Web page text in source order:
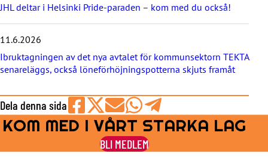
n
a
JHL deltar i Helsinki Pride-paraden – kom med du också!
11.6.2026
Ibruktagningen av det nya avtalet för kommunsektorn TEKTA
senareläggs, också löneförhöjningspotterna skjuts framåt
Dela denna sida
Share
on
Facebook
Share
on
Share
by
E-
Share
on
WhatsApp
Share
on
Telegram
KOM MED I VÅRT STARKA LAG
BLI MEDLEM